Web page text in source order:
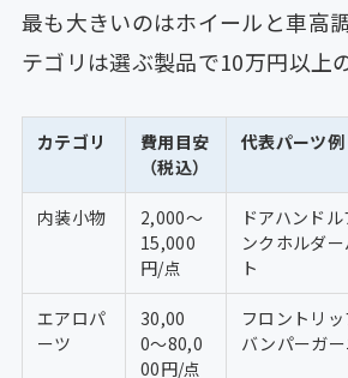
最も大きいのはホイールと車高
テゴリは選ぶ製品で10万円以上
カテゴリ
費用目安
（税込）
代表パーツ例
内装小物
2,000〜
15,000
円/点
ドアハンド
ンクホルダ
ト
エアロパ
ーツ
30,00
0〜80,0
00円/点
フロントリ
バンパーガ